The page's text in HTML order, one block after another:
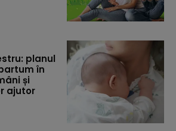
planul
în
și
ajutor